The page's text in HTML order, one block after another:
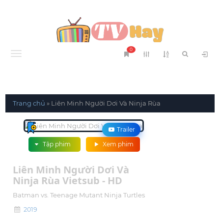
Menu
0
Trang chủ » Liên Minh Người Dơi Và Ninja Rùa
Trailer
Xem phim
Tập phim
Liên Minh Người Dơi Và
Ninja Rùa Vietsub - HD
Batman vs. Teenage Mutant Ninja Turtles
2019